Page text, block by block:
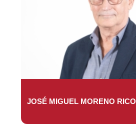
JOSÉ MIGUEL MORENO RICO